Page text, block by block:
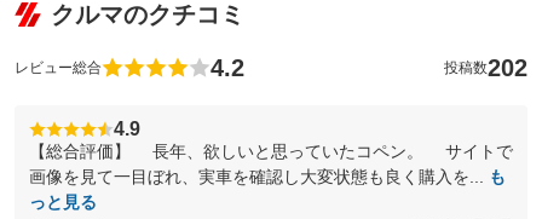
クルマのクチコミ
レビュー総合 4.2 投稿数202
4.9
【総合評価】 長年、欲しいと思っていたコペン。 サイトで
画像を見て一目ぼれ、実車を確認し大変状態も良く購入を...
も
っと見る